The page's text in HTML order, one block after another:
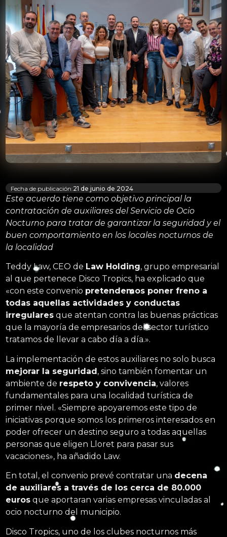
Fecha de publicación:21 de junio de 2024
Este acuerdo tiene como objetivo principal la
contratación de auxiliares del Servicio de Ocio
Nocturno para tratar de garantizar la seguridad y el
buen comportamiento en los locales nocturnos de
la localidad
Teddy Law, CEO de Law Holding, grupo empresarial
al que pertenece Disco Tropics, ha explicado que
«con este convenio pretendemos poner freno a
todas aquellas actividades y conductas
irregulares que atentan contra las buenas prácticas
que la mayoría de empresarios del sector turístico
tratamos de llevar a cabo día a día.».
La implementación de estos auxiliares no solo busca
mejorar la seguridad, sino también fomentar un
ambiente de respeto y convivencia, valores
fundamentales para una localidad turística de
primer nivel. «Siempre apoyaremos este tipo de
iniciativas porque somos los primeros interesados en
poder ofrecer un destino seguro a todas aquellas
personas que eligen Lloret para pasar sus
vacaciones», ha añadido Law.
En total, el convenio prevé contratar una decena
de auxiliares a través de los cerca de 80.000
euros que aportaran varias empresas vinculadas al
ocio nocturno del municipio.
Disco Tropics, uno de los clubes nocturnos más